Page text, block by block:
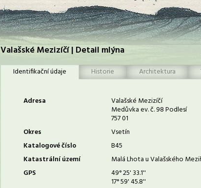
Valašské Mezizíčí | Detail mlýna
Identifikační údaje
Historie Architektura
Adresa Valašské Mezizíčí
Medůvka ev. č. 98 Podlesí
757 01
Okres
Vsetín
Katalogové číslo
B45
Katastrální území
Malá Lhota u Valašského
GPS
49° 25' 33.1''
17° 59' 45.8''